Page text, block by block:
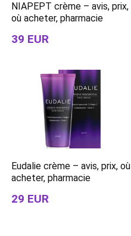
NIAPEPT crème – avis, prix,
où acheter, pharmacie
39 EUR
Eudalie crème – avis, prix, où
acheter, pharmacie
29 EUR